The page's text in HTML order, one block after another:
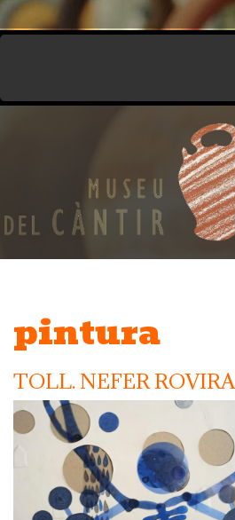
Pasar al contenido principal
pintura
TOLL. NEFER ROVIRA